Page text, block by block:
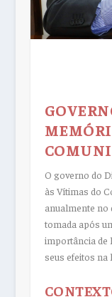
O governo do
às Vítimas do
anualmente no
tomada após
importância de
seus efeitos na